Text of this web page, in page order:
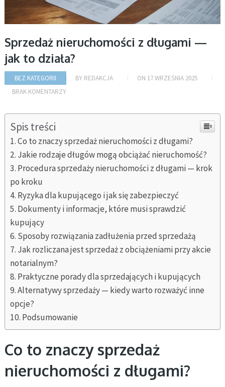
Sprzedaż nieruchomości z długami —
jak to działa?
BEZ KATEGORII BY REDAKCJA ON 17 WRZEŚNIA 2025
BRAK KOMENTARZY
Spis treści
Co to znaczy sprzedaż nieruchomości z długami?
Jakie rodzaje długów mogą obciążać nieruchomość?
Procedura sprzedaży nieruchomości z długami — krok
po kroku
Ryzyka dla kupującego i jak się zabezpieczyć
Dokumenty i informacje, które musi sprawdzić
kupujący
Sposoby rozwiązania zadłużenia przed sprzedażą
Jak rozliczana jest sprzedaż z obciążeniami przy akcie
notarialnym?
Praktyczne porady dla sprzedających i kupujących
Alternatywy sprzedaży — kiedy warto rozważyć inne
opcje?
Podsumowanie
Co to znaczy sprzedaż
nieruchomości z długami?